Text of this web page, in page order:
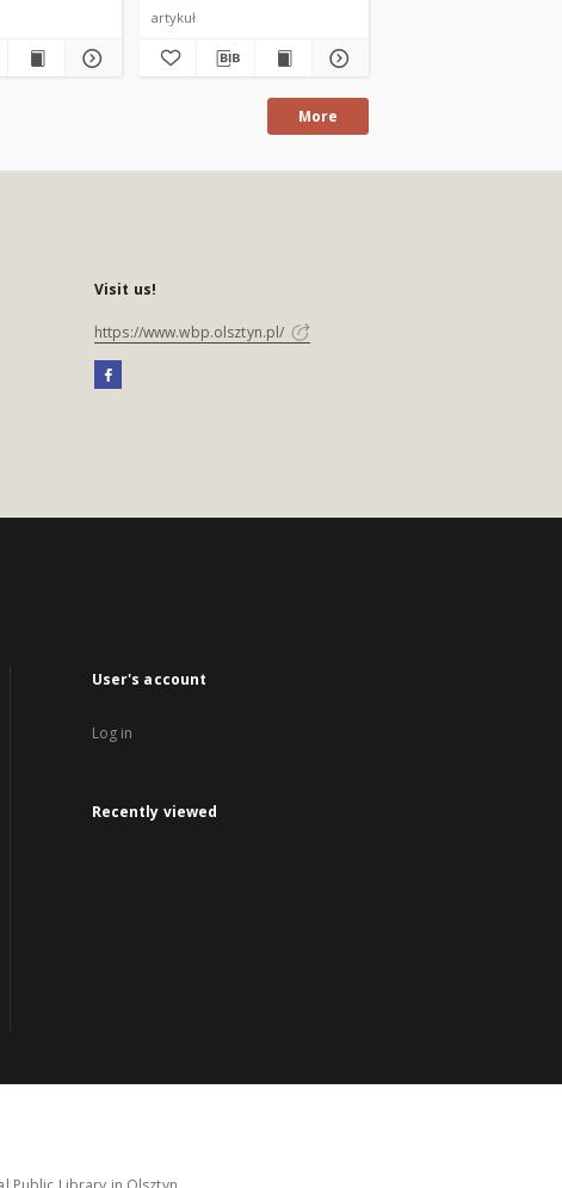
artykuł
More
Visit us!
https://www.wbp.olsztyn.pl/
User's account
Log in
Recently viewed